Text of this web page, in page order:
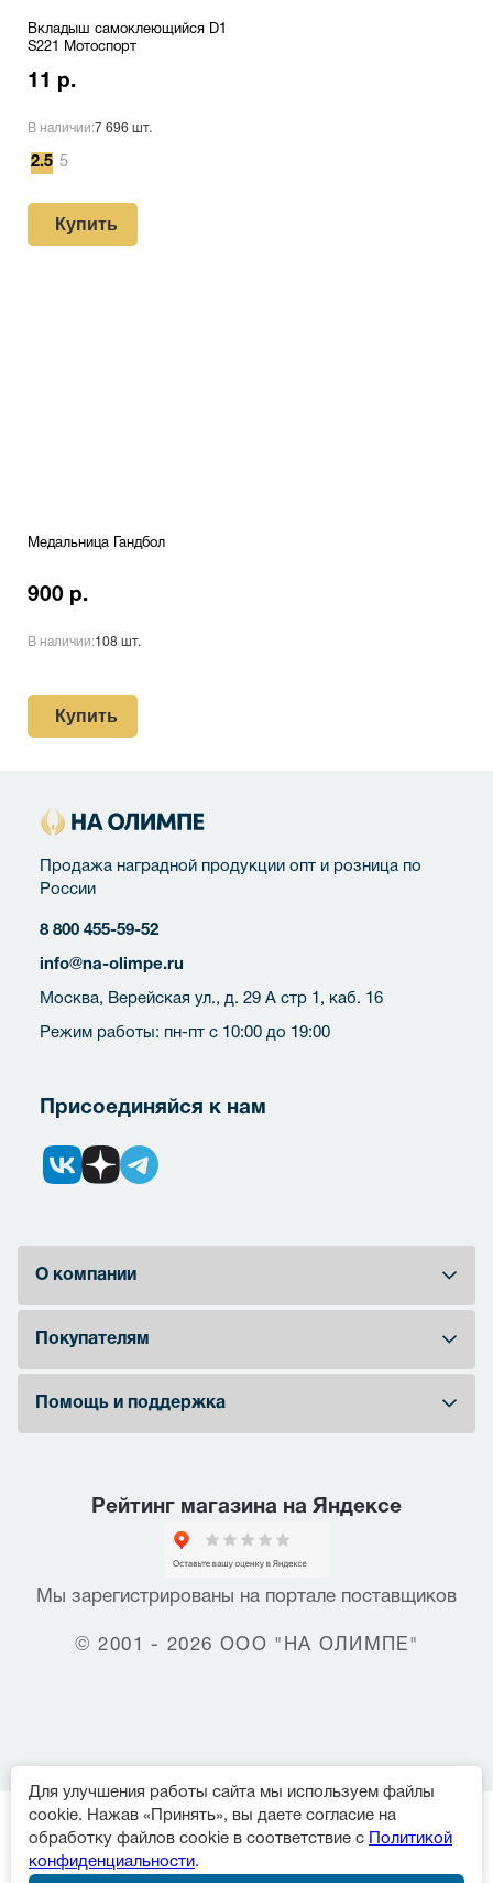
Вкладыш самоклеющийся D1
S221 Мотоспорт
11 р.
В наличии:7 696 шт.
2.5 5
Купить
Медальница Гандбол
900 р.
В наличии:108 шт.
Купить
Продажа наградной продукции опт и розница по
России
8 800 455-59-52
info@na-olimpe.ru
Москва, Верейская ул., д. 29 А стр 1, каб. 16
Режим работы: пн-пт с 10:00 до 19:00
Присоединяйся к нам
О компании
Покупателям
Помощь и поддержка
Рейтинг магазина на Яндексе
Мы зарегистрированы на портале поставщиков
© 2001 - 2026 ООО "НА ОЛИМПЕ"
Для улучшения работы сайта мы используем файлы
cookie. Нажав «Принять», вы даете согласие на
обработку файлов cookie в соответствие с
Политикой
конфиденциальности.